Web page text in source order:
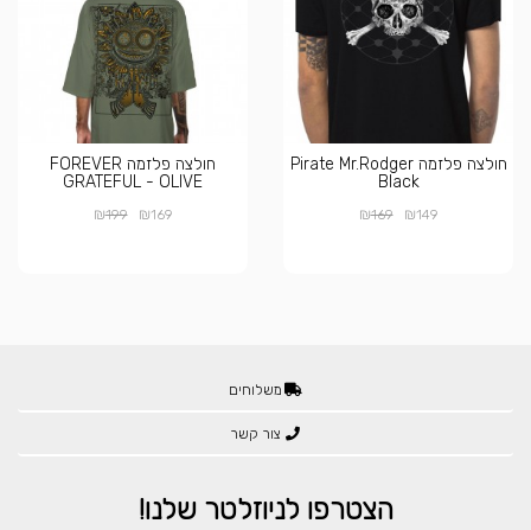
חולצה פלזמה Pirate Mr.Rodger
Black
₪149
₪169
חולצה פלזמה FOREVER
GRATEFUL - OLIVE
₪169
₪199
משלוחים
צור קשר
הצטרפו לניוזלטר שלנו!